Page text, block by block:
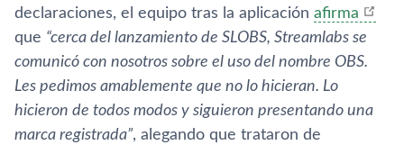
declaraciones, el equipo tras la aplicación afirma
que “cerca del lanzamiento de SLOBS, Streamlabs se
comunicó con nosotros sobre el uso del nombre OBS.
Les pedimos amablemente que no lo hicieran. Lo
hicieron de todos modos y siguieron presentando una
marca registrada”, alegando que trataron de